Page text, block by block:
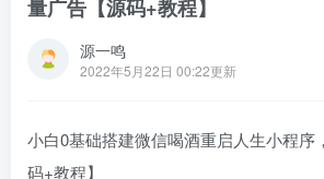
量广告【源码+教程】
源一鸣
2022年5月22日 00:22更新
小白0基础搭建微信喝酒重启人生小程序
码+教程】